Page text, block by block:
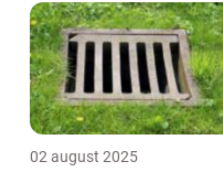
02 august 2025